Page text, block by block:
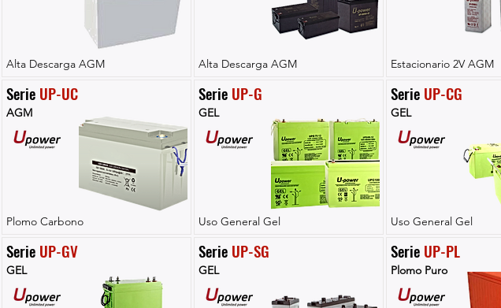
Alta Descarga AGM
Serie UP-UC
AGM
Plomo Carbono
Serie UP-GV
GEL
Alta Descarga AGM
Serie UP-G
GEL
Uso General Gel
Serie UP-SG
GEL
Estacionario 2V AGM
Serie UP-CG
GEL
Uso General Gel
Serie UP-PL
Plomo Puro